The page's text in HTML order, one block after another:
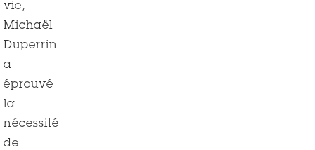
vie,
Michaël
Duperrin
a
éprouvé
la
nécessité
de